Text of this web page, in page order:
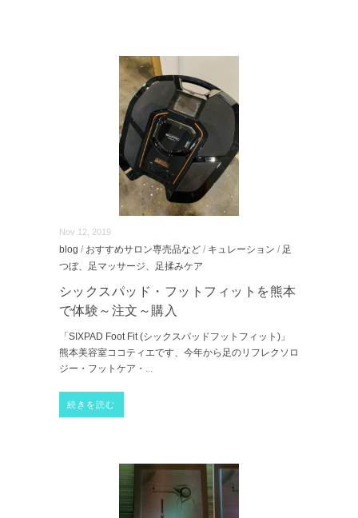
Nov 12, 2019
blog / おすすめサロン専売品など / キュレーション / 足
つぼ、足マッサージ、足揉みケア
シックスパッド・フットフィットを熊本
で体験～注文～購入
「SIXPAD Foot Fit (シックスパッドフットフィット)」
熊本美容室ココティエです、今年から足のリフレクソロ
ジー・フットケア・ ...
続きを読む